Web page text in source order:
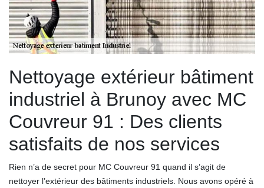
Nettoyage extérieur bâtiment
industriel à Brunoy avec MC
Couvreur 91 : Des clients
satisfaits de nos services
Rien n’a de secret pour MC Couvreur 91 quand il s’agit de
nettoyer l’extérieur des bâtiments industriels. Nous avons opéré à